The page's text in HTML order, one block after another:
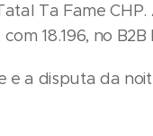
Ta Fame
18.196, no B2B
e a disputa da